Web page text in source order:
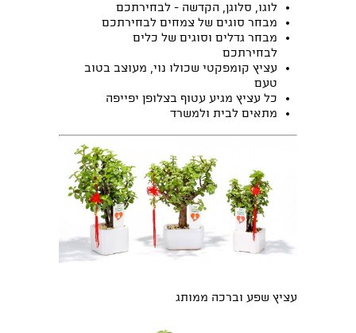
לוגו, סלוגן, הקדשה - לבחירתכם
מבחר סוגים של צמחים לבחירתכם
מבחר גדלים וסוגים של כלים
לבחירתכם
עציץ קומפקטי שכולו נוי, מעוצב בטוב
טעם
כל עציץ מגיע עטוף בצלופן יפייפה
מתאים לבית ולמשרד
עציץ שפע וברכה ממותג